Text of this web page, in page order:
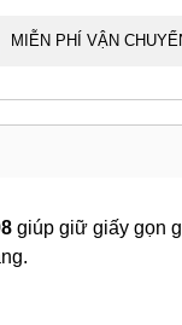
MIỄN PHÍ VẬN
giúp giữ giấy gọn